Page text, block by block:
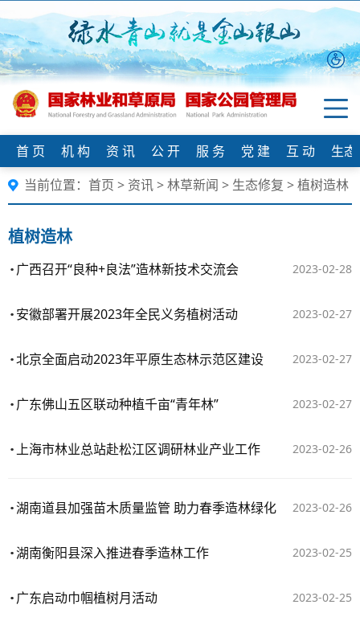
首 页 机 构 资 讯 公 开 服 务 党 建 互 动
生
当前位置： 首页 > 资讯>林草新闻 > 生态修复 >植树造林
植树造林
2023-02-28
广西召开“良种+良法”造林新技术交流会
2023-02-27
安徽部署开展2023年全民义务植树活动
2023-02-27
北京全面启动2023年平原生态林示范区建设
2023-02-27
广东佛山五区联动种植千亩“青年林”
2023-02-26
上海市林业总站赴松江区调研林业产业工作
2023-02-26
湖南道县加强苗木质量监管 助力春季造林绿化
2023-02-25
湖南衡阳县深入推进春季造林工作
2023-02-25
广东启动巾帼植树月活动